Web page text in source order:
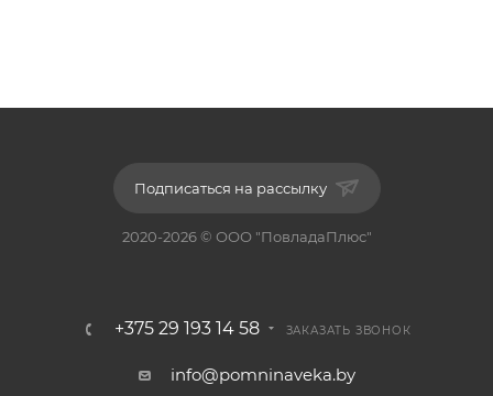
Подписаться на рассылку
2020-2026 © ООО "ПовладаПлюс"
+375 29 193 14 58 ЗАКАЗАТЬ ЗВОНОК
info@pomninaveka.by